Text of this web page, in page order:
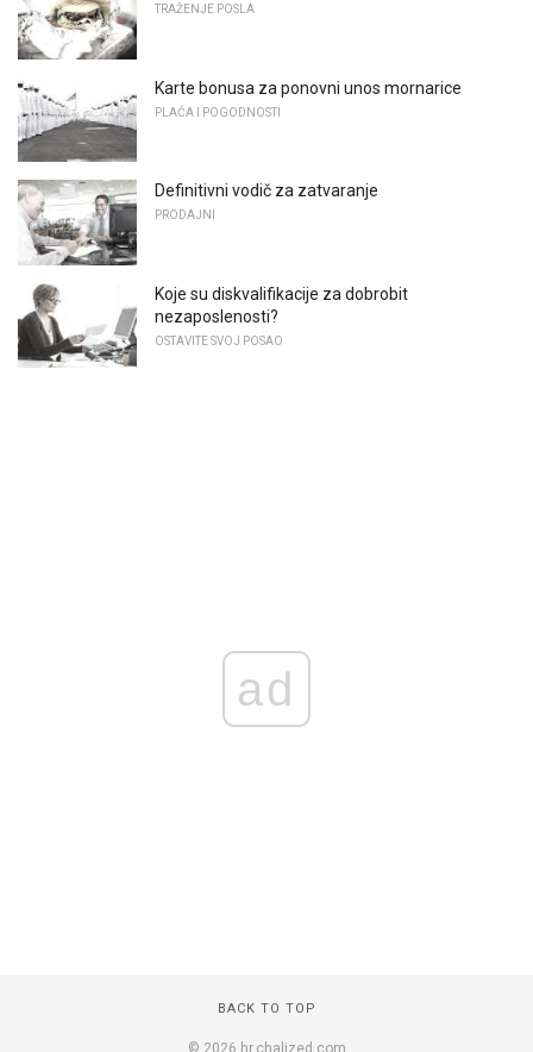
TRAŽENJE POSLA
Karte bonusa za ponovni unos mornarice
PLAĆA I POGODNOSTI
Definitivni vodič za zatvaranje
PRODAJNI
Koje su diskvalifikacije za dobrobit
nezaposlenosti?
OSTAVITE SVOJ POSAO
ad
BACK TO TOP